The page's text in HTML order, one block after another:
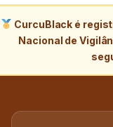
CurcuBlack é
Nacional de